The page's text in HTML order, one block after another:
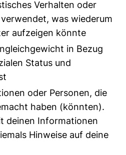
Verhalten oder
was wiederum
aufzeigen könnte
in Bezug
Status und
oder Personen, die
haben (könnten).
deinen Informationen
Hinweise auf deine